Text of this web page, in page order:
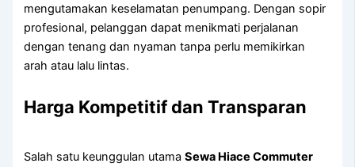
mengutamakan keselamatan penumpang. Dengan sopir
profesional, pelanggan dapat menikmati perjalanan
dengan tenang dan nyaman tanpa perlu memikirkan
arah atau lalu lintas.
Harga Kompetitif dan Transparan
Salah satu keunggulan utamaSewa Hiace Commuter